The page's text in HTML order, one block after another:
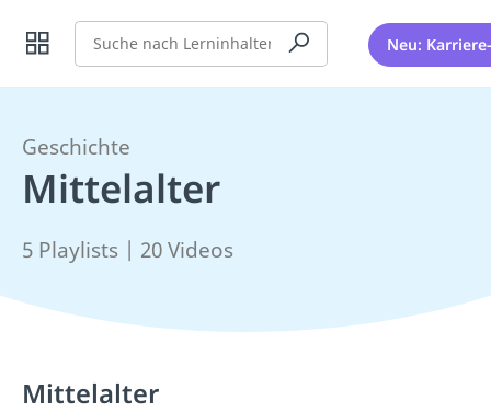
Suche Neu:
Geschichte
Mittelalter
5 Playlists | 20 Videos
Mittelalter